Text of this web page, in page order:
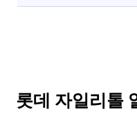
롯데 자일리톨